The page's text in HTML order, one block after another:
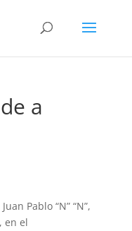
a
Pablo “N” “N”,
en el